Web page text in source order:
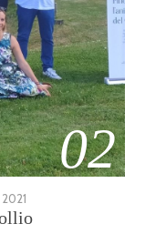
02
GENNAIO